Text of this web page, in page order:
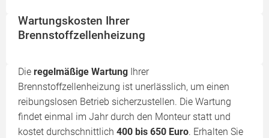
Wartungskosten Ihrer
Brennstoffzellenheizung
Die regelmäßige Wartung Ihrer
Brennstoffzellenheizung ist unerlässlich, um einen
reibungslosen Betrieb sicherzustellen. Die Wartung
findet einmal im Jahr durch den Monteur statt und
kostet durchschnittlich 400 bis 650 Euro. Erhalten Sie